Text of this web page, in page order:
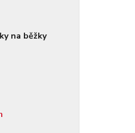
na běžky